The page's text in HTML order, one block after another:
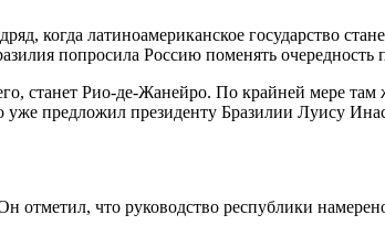
когда латиноамериканское государство
попросила Россию поменять очередность
станет Рио-де-Жанейро. По крайней мере там
предложил президенту Бразилии Луису
что руководство республики намерено